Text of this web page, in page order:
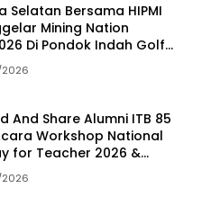
Selatan Bersama HIPMI
Mining Nation
Di Pondok Indah Golf
And Share Alumni ITB 85
Workshop National
for Teacher 2026 &
Pramono Anung (Gubernur